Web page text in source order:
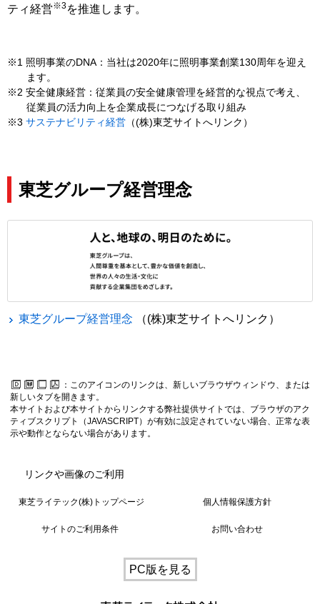
ティ経営※3を推進します。
※1 照明事業のDNA：当社は2020年に照明事業創業130周年を迎え
ます。
※2 安全健康経営：従業員の安全健康管理を経営的な視点で考え、
従業員の活力向上を企業成長につなげる取り組み
※3 サステナビリティ経営 （(株)東芝サイトへリンク）
東芝グループ経営理念
東芝グループ経営理念 （(株)東芝サイトへリンク）
：このアイコンのリンクは、新しいブラウザウィンドウ、または
新しいタブを開きます。
本サイトおよび本サイトからリンクする弊社提供サイトでは、ブラウザのアク
ティブスクリプト（JAVASCRIPT）が有効に設定されていない場合、正常な表
示や動作とならない場合があります。
リンクや画像のご利用
東芝ライテック(株)トップページ 個人情報保護方針
サイトのご利用条件 お問い合わせ
PC版を見る